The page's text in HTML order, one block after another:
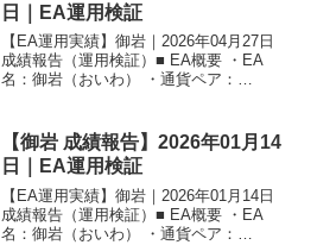
日｜EA運用検証
【EA運用実績】御岩｜2026年04月27日
成績報告（運用検証）■ EA概要 ・EA
名：御岩（おいわ） ・通貨ペア：
日の運用成績【M1】 ・当日損...
【御岩 成績報告】2026年01月14
日｜EA運用検証
【EA運用実績】御岩｜2026年01月14日
成績報告（運用検証）■ EA概要 ・EA
名：御岩（おいわ） ・通貨ペア：